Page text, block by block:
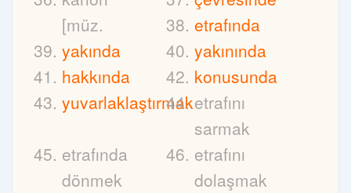
[müz.
etrafında
yakında
yakınında
hakkında
konusunda
yuvarlaklaştırmaketrafını
sarmak
etrafında
dönmek
etrafını
dolaşmak